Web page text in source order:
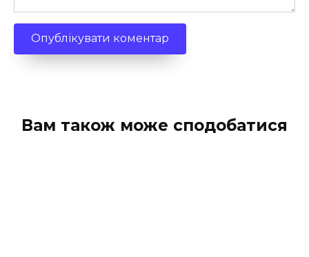
Вам також може сподобатися